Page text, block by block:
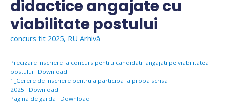
didactice angajate cu
viabilitate postului
concurs tit 2025, RU Arhivă
Precizare inscriere la concurs pentru candidatii angajati pe viabilitatea
postului
Download
1_Cerere de inscriere pentru a participa la proba scrisa
2025
Download
Pagina de garda
Download